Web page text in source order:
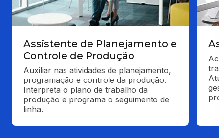
Assistente de Planejamento e
Controle de Produção
Auxiliar nas atividades de planejamento,
programação e controle da produção.
Interpreta o plano de trabalho da
produção e programa o seguimento de
linha.